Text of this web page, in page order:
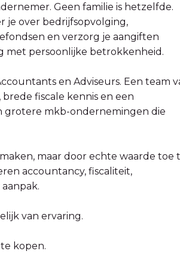
Geen familie is hetzelfde.
je over bedrijfsopvolging,
en verzorg je aangiften
met persoonlijke betrokkenheid.
en Adviseurs. Een team
fiscale kennis en een
grotere mkb-ondernemingen die
maar door echte waarde toe
accountancy, fiscaliteit,
van ervaring.
kopen.